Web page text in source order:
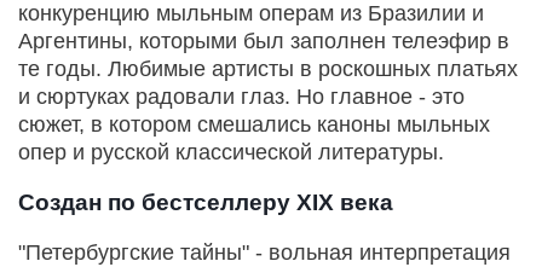
конкуренцию мыльным операм из Бразилии и
Аргентины, которыми был заполнен телеэфир в
те годы. Любимые артисты в роскошных платьях
и сюртуках радовали глаз. Но главное - это
сюжет, в котором смешались каноны мыльных
опер и русской классической литературы.
Создан по бестселлеру XIX века
"Петербургские тайны" - вольная интерпретация